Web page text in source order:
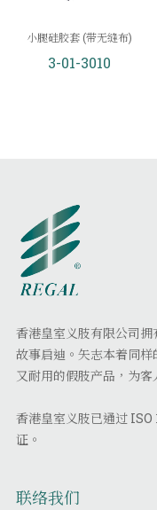
小腿硅胶套 (带无缝布)
3-01-3010
香港皇室义肢有限公司
故事启迪。矢志本着同
又耐用的假肢产品，为客
香港皇室义肢已通过 ISO
证。
联络我们